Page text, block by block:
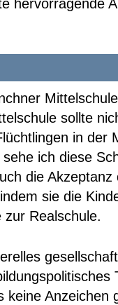
hervorragende
sollte
in der
ich diese
die
sie die
zur Realschule.
Anzeichen